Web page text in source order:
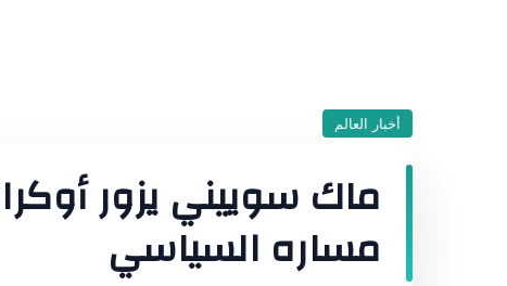
أخبار العالم
ماك سوييني يزور
مساره السياسي